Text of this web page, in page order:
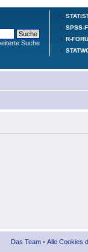
SPSS-
R-
Suche
Das Team • Alle Cookies